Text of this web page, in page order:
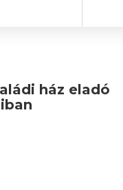
ház eladó